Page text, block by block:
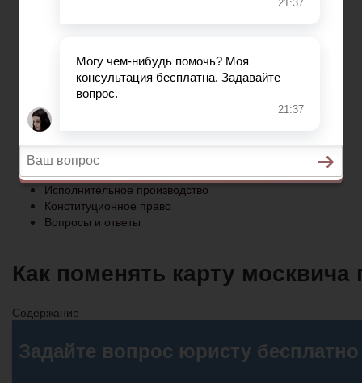
Конституционное право
Вопросы и ответы
Главная
Социальное обеспечение
Квитанции ЖКХ
Исполнительное производство
Конституционное право
Вопросы и ответы
Как поменять карту
Содержание